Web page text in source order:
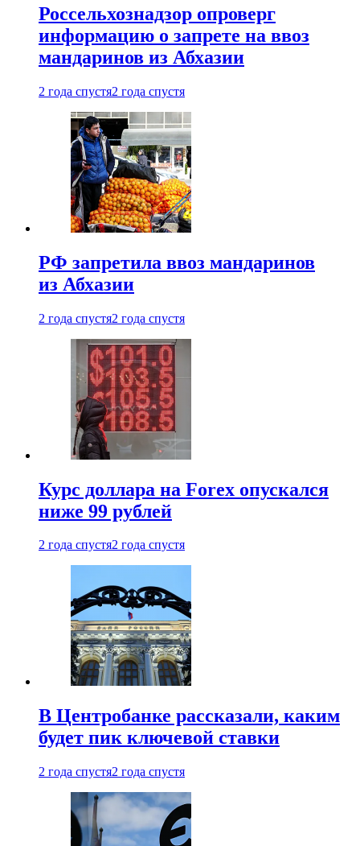
Россельхознадзор опроверг
информацию о запрете на ввоз
мандаринов из Абхазии
2 года спустя2 года спустя
РФ запретила ввоз мандаринов
из Абхазии
2 года спустя2 года спустя
Курс доллара на Forex опускался
ниже 99 рублей
2 года спустя2 года спустя
В Центробанке рассказали, каким
будет пик ключевой ставки
2 года спустя2 года спустя